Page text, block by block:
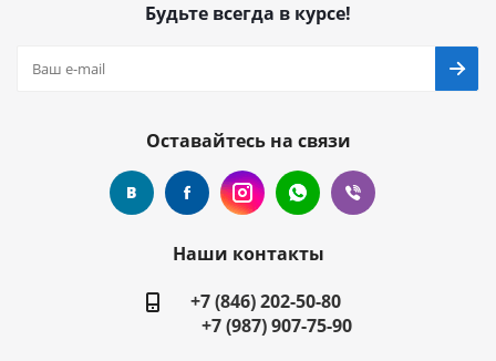
Будьте всегда в курсе!
Оставайтесь на связи
Наши контакты
+7 (846) 202-50-80
+7 (987) 907-75-90